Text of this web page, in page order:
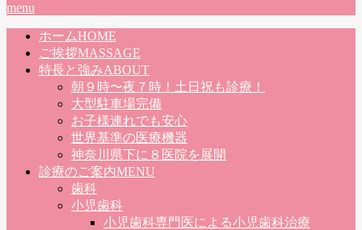
menu
ホームHOME
ご挨拶MASSAGE
特長と強みABOUT
朝９時〜夜７時！土日祝も診療！
大型駐車場完備
お子様連れでも安心
世界基準の医療機器
神奈川県下に８医院を展開
診療のご案内MENU
歯科
小児歯科
小児歯科専門医による小児歯科治療